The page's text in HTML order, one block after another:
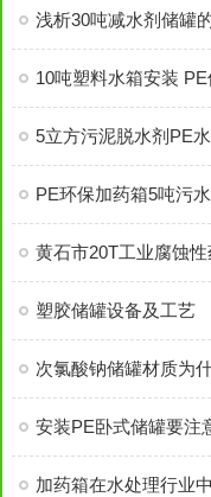
5立方污泥脱水剂PE
塑胶储罐设备及工艺
加药箱在水处理行业